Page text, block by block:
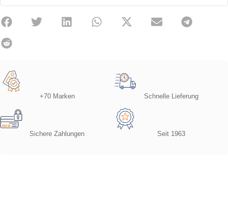
+70 Marken Schnelle Lieferung
Sichere Zahlungen Seit 1963